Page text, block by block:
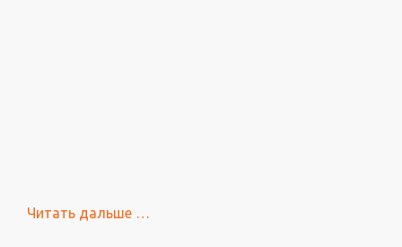
Читать дальше проУниверсальный
…